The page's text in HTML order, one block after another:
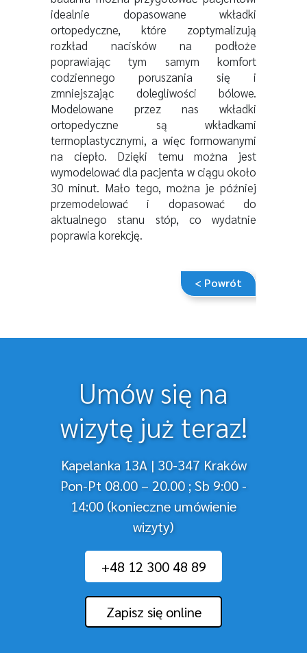
idealnie dopasowane wkładki
ortopedyczne, które zoptymalizują
rozkład nacisków na podłoże
poprawiając tym samym komfort
codziennego poruszania się i
zmniejszając dolegliwości bólowe.
Modelowane przez nas wkładki
ortopedyczne są wkładkami
termoplastycznymi, a więc formowanymi
na ciepło. Dzięki temu można jest
wymodelować dla pacjenta w ciągu około
30 minut. Mało tego, można je później
przemodelować i dopasować do
aktualnego stanu stóp, co wydatnie
poprawia korekcję.
< Powrót
Umów się na
wizytę już teraz!
Kapelanka 13A | 30-347 Kraków
Pon-Pt 08.00 – 20.00 ; Sb 9:00 -
14:00 (konieczne umówienie
wizyty)
+48 12 300 48 89
Zapisz się online